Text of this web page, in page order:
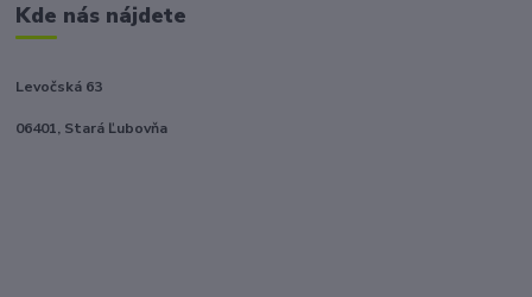
Kde nás nájdete
Levočská 63
06401, Stará Ľubovňa